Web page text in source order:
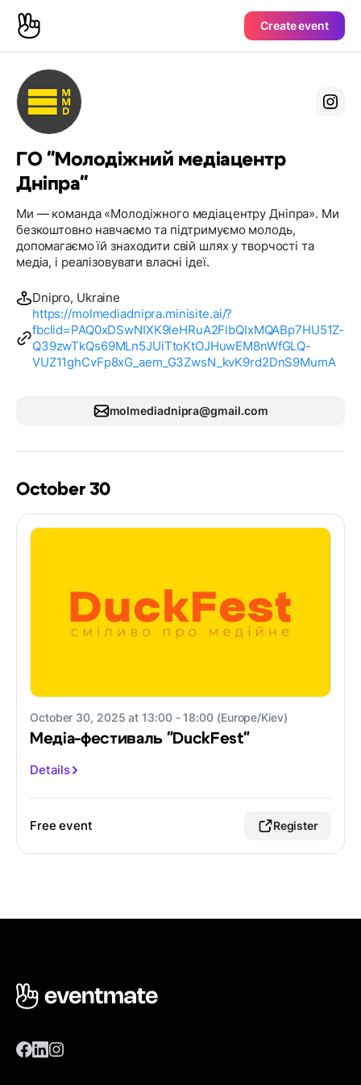
Create event
ГО "Молодіжний медіацентр
Дніпра"
Ми — команда «Молодіжного медіацентру Дніпра». Ми
безкоштовно навчаємо та підтримуємо молодь,
допомагаємо їй знаходити свій шлях у творчості та
медіа, і реалізовувати власні ідеї.
Dnipro, Ukraine
https://molmediadnipra.minisite.ai/?
fbclid=PAQ0xDSwNIXK9leHRuA2FlbQIxMQABp7HU51Z-
Q39zwTkQs69MLn5JUiTtoKtOJHuwEM8nWfGLQ-
VUZ11ghCvFp8xG_aem_G3ZwsN_kvK9rd2DnS9MumA
molmediadnipra@gmail.com
October 30
October 30, 2025 at 13:00 - 18:00 (Europe/Kiev)
Медіа-фестиваль "DuckFest"
Details
Free event Register